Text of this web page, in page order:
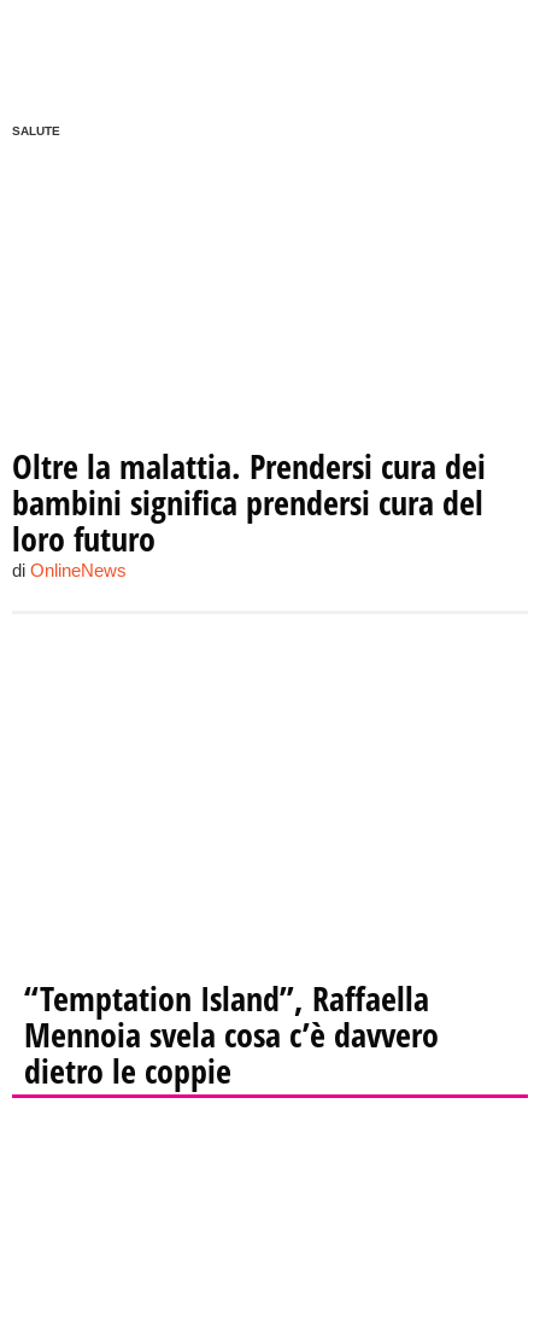
SALUTE
Oltre la malattia. Prendersi cura dei
bambini significa prendersi cura del
loro futuro
di OnlineNews
“Temptation Island”, Raffaella
Mennoia svela cosa c’è davvero
dietro le coppie